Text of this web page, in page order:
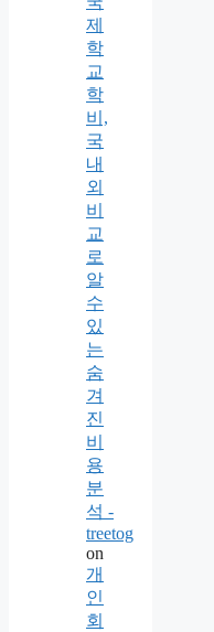
제
학
교
학
비,
국
내
외
비
교
로
알
수
있
는
숨
겨
진
비
용
분
석 -
treetog
on
개
인
회